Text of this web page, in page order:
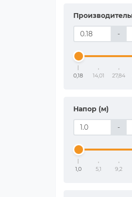
-
0,18 14,01 27,84
Напор (м)
-
1,0 5,1 9,2